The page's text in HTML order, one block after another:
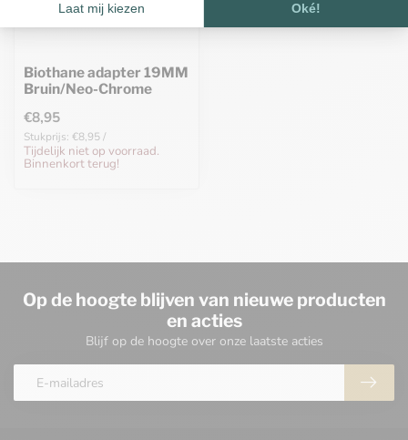
Biothane adapter 19MM
Bruin/Neo-Chrome
€8,95
Stukprijs: €8,95 /
Tijdelijk niet op voorraad.
Binnenkort terug!
Op de hoogte blijven van nieuwe producten
en acties
Blijf op de hoogte over onze laatste acties